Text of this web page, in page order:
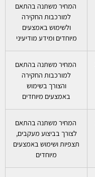
המחיר משתנה בהתאם
למורכבות החקירה
ולשימוש באמצעים
מיוחדים ומידע מודיעיני
המחיר משתנה בהתאם
למורכבות החקירה
והצורך בשימוש
באמצעים מיוחדים
המחיר משתנה בהתאם
לצורך בביצוע מעקבים,
תצפיות ושימוש באמצעים
מיוחדים